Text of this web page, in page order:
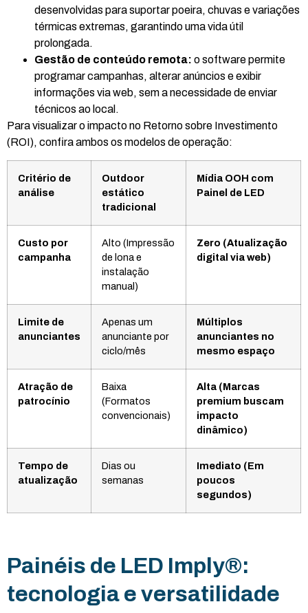
desenvolvidas para suportar poeira, chuvas e variações
térmicas extremas, garantindo uma vida útil
prolongada.
Gestão de conteúdo remota: o software permite
programar campanhas, alterar anúncios e exibir
informações via web, sem a necessidade de enviar
técnicos ao local.
Para visualizar o impacto no Retorno sobre Investimento
(ROI), confira ambos os modelos de operação:
Critério de
análise
Outdoor
estático
tradicional
Mídia OOH com
Painel de LED
Custo por
campanha
Alto (Impressão
de lona e
instalação
manual)
Zero (Atualização
digital via web)
Limite de
anunciantes
Apenas um
anunciante por
ciclo/mês
Múltiplos
anunciantes no
mesmo espaço
Atração de
patrocínio
Baixa
(Formatos
convencionais)
Alta (Marcas
premium buscam
impacto
dinâmico)
Tempo de
atualização
Dias ou
semanas
Imediato (Em
poucos
segundos)
Painéis de LED Imply®:
tecnologia e versatilidade